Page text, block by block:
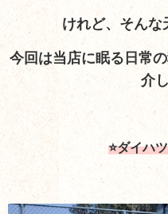
けれど、そんな
今回は当店に眠る日常
介
⭐ダイハ